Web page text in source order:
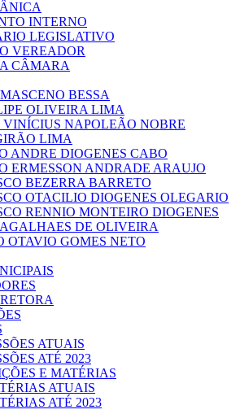
INTERNO
LEGISLATIVO
VEREADOR
CÂMARA
BESSA
OLIVEIRA LIMA
VINÍCIUS NAPOLEÃO NOBRE
LIMA
ANDRE DIOGENES CABO
ERMESSON ANDRADE ARAUJO
BEZERRA BARRETO
OTACILIO DIOGENES OLEGARIO
RENNIO MONTEIRO DIOGENES
DE OLIVEIRA
OTAVIO GOMES NETO
ATUAIS
ATÉ 2023
E MATÉRIAS
ATUAIS
ATÉ 2023